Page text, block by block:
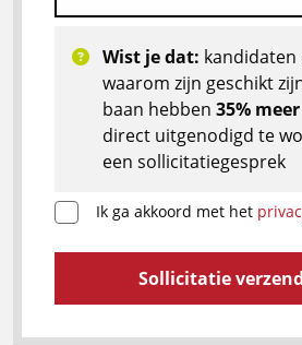
Wist je dat: kandidaten
waarom zijn geschikt
baan hebben 35%
direct uitgenodigd te
een sollicitatiegesprek
Ik ga akkoord met het
Sollicitatie